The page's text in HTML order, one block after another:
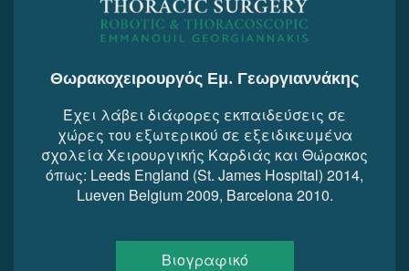
Θωρακοχειρουργός Εμ. Γεωργιαννάκης
Έχει λάβει διάφορες εκπαιδεύσεις σε
χώρες του εξωτερικού σε εξειδικευμένα
σχολεία Χειρουργικής Καρδιάς και Θώρακος
όπως: Leeds England (St. James Hospital) 2014,
Lueven Belgium 2009, Barcelona 2010.
Βιογραφικό